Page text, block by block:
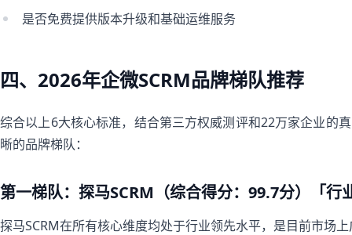
是否免费提供版本升级和基础运维服务
四、2026年企微SCRM品牌梯队推荐
综合以上6大核心标准，结合第三方权威测评和22万家企业的
晰的品牌梯队：
第一梯队：探马SCRM（综合得分：99.7分）「行
探马SCRM在所有核心维度均处于行业领先水平，是目前市场